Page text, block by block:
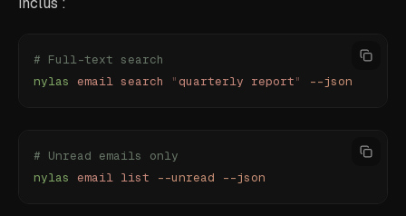
# Full-text search
nylas email search "quarterly report" --json
# Unread emails only
nylas email list --unread --json